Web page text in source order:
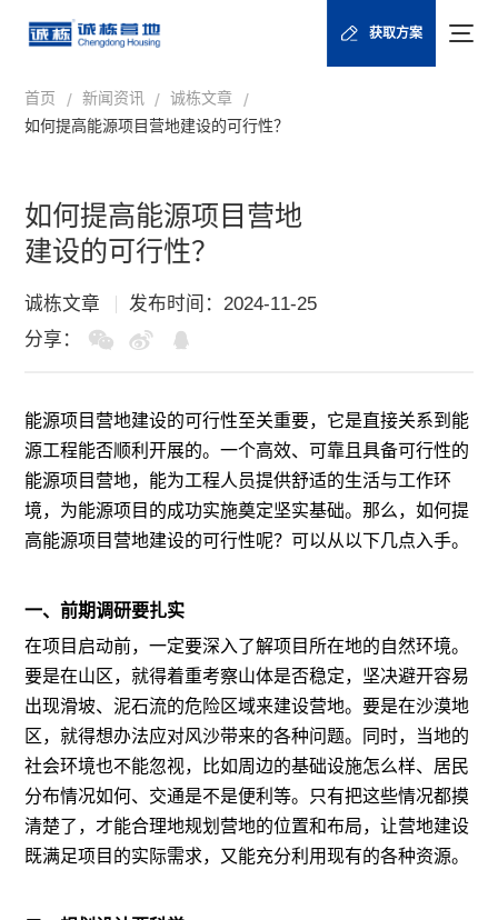
获取方案
首页 / 新闻资讯 / 诚栋文章 /
如何提高能源项目营地建设的可行性？
如何提高能源项目营地
建设的可行性？
诚栋文章
发布时间：2024-11-25
分享：
能源项目营地建设的可行性至关重要，它是直接关系到能
源工程能否顺利开展的。一个高效、可靠且具备可行性的
能源项目营地，能为工程人员提供舒适的生活与工作环
境，为能源项目的成功实施奠定坚实基础。那么，如何提
高能源项目营地建设的可行性呢？可以从以下几点入手。
一、前期调研要扎实
在项目启动前，一定要深入了解项目所在地的自然环境。
要是在山区，就得着重考察山体是否稳定，坚决避开容易
出现滑坡、泥石流的危险区域来建设营地。要是在沙漠地
区，就得想办法应对风沙带来的各种问题。同时，当地的
社会环境也不能忽视，比如周边的基础设施怎么样、居民
分布情况如何、交通是不是便利等。只有把这些情况都摸
清楚了，才能合理地规划营地的位置和布局，让营地建设
既满足项目的实际需求，又能充分利用现有的各种资源。